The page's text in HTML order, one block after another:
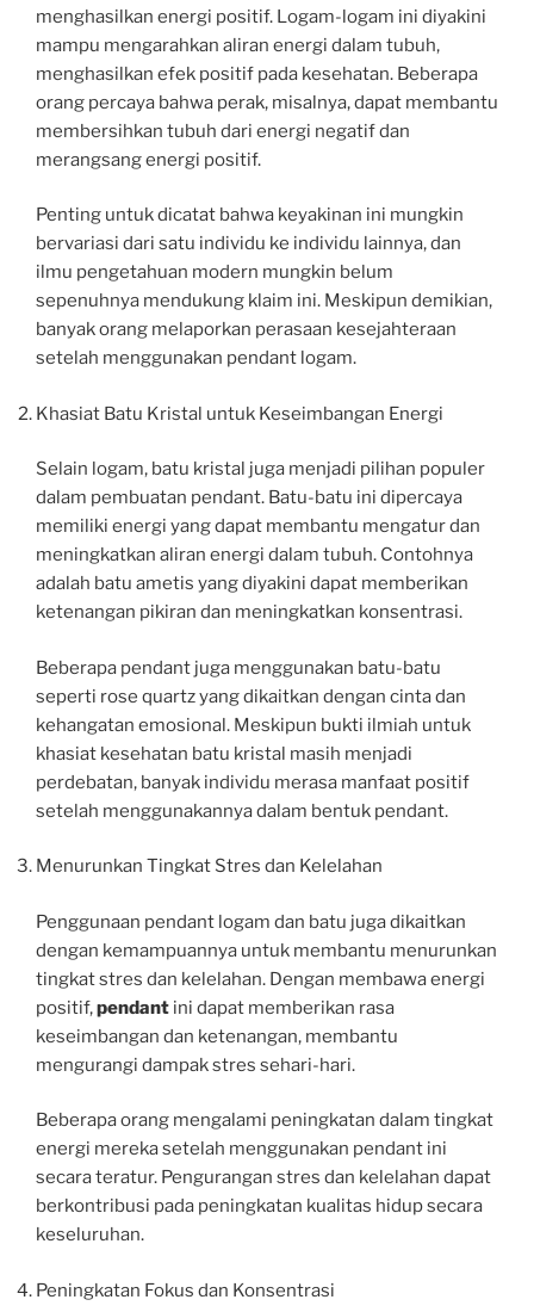
menghasilkan energi positif. Logam-logam ini diyakini
mampu mengarahkan aliran energi dalam tubuh,
menghasilkan efek positif pada kesehatan. Beberapa
orang percaya bahwa perak, misalnya, dapat membantu
membersihkan tubuh dari energi negatif dan
merangsang energi positif.
Penting untuk dicatat bahwa keyakinan ini mungkin
bervariasi dari satu individu ke individu lainnya, dan
ilmu pengetahuan modern mungkin belum
sepenuhnya mendukung klaim ini. Meskipun demikian,
banyak orang melaporkan perasaan kesejahteraan
setelah menggunakan pendant logam.
Khasiat Batu Kristal untuk Keseimbangan Energi
Selain logam, batu kristal juga menjadi pilihan populer
dalam pembuatan pendant. Batu-batu ini dipercaya
memiliki energi yang dapat membantu mengatur dan
meningkatkan aliran energi dalam tubuh. Contohnya
adalah batu ametis yang diyakini dapat memberikan
ketenangan pikiran dan meningkatkan konsentrasi.
Beberapa pendant juga menggunakan batu-batu
seperti rose quartz yang dikaitkan dengan cinta dan
kehangatan emosional. Meskipun bukti ilmiah untuk
khasiat kesehatan batu kristal masih menjadi
perdebatan, banyak individu merasa manfaat positif
setelah menggunakannya dalam bentuk pendant.
Menurunkan Tingkat Stres dan Kelelahan
Penggunaan pendant logam dan batu juga dikaitkan
dengan kemampuannya untuk membantu menurunkan
tingkat stres dan kelelahan. Dengan membawa energi
positif,pendant ini dapat memberikan rasa
keseimbangan dan ketenangan, membantu
mengurangi dampak stres sehari-hari.
Beberapa orang mengalami peningkatan dalam tingkat
energi mereka setelah menggunakan pendant ini
secara teratur. Pengurangan stres dan kelelahan dapat
berkontribusi pada peningkatan kualitas hidup secara
keseluruhan.
Peningkatan Fokus dan Konsentrasi